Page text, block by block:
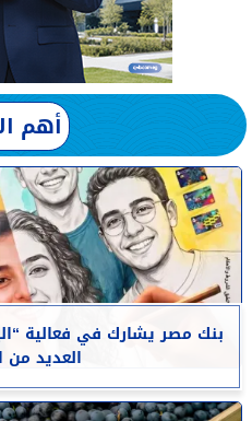
أهم
بنك مصر يشارك في فعالية
العديد